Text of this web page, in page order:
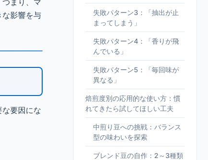
まり、マ
な影響を与
要因にな
失敗パターン3：「抽出が止
まってしまう」
失敗パターン4：「香りが飛
んでいる」
失敗パターン5：「毎回味が
異なる」
焙煎度別の応用的な使い方：慣
れてきたら試してほしい工夫
中煎り豆への挑戦：バランス
型の味わいを探索
ブレンド豆の自作：2～3種類